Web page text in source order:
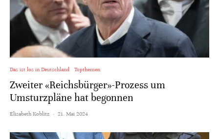
Das ist los in Deutschland Topthemen
Zweiter «Reichsbürger»-Prozess um
Umsturzpläne hat begonnen
Elisabeth Koblitz · 21. Mai 2024